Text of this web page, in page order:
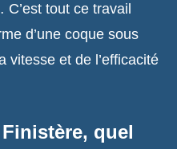
tout ce travail
d’une coque sous
vitesse et de l’efficacité
quel